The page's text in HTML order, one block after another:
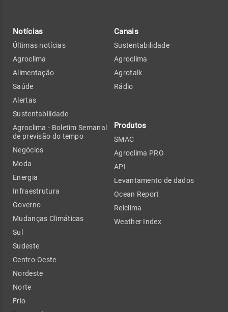
Notícias
Últimas notícias
Agroclima
Alimentação
Saúde
Alertas
Sustentabilidade
Agroclima - Boletim Semanal
de previsão do tempo
Negócios
Moda
Energia
Infraestrutura
Governo
Mudanças Climáticas
Sul
Sudeste
Centro-Oeste
Nordeste
Norte
Frio
Canais
Sustentabilidade
Agroclima
Agrotalk
Rádio
Produtos
SMAC
Agroclima PRO
API
Levantamento de dados
Ocean Report
Relclima
Weather Index